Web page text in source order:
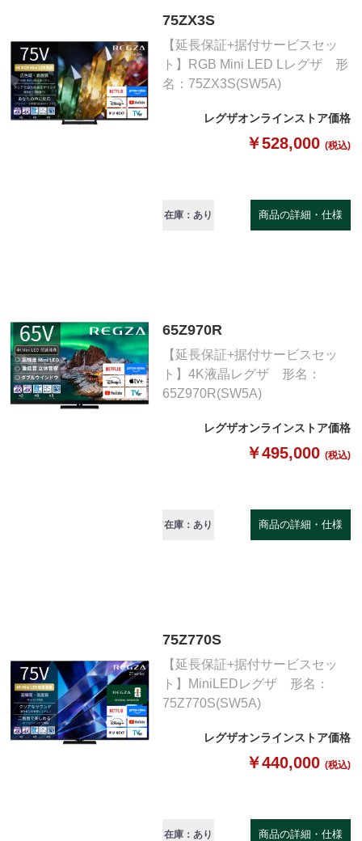
75ZX3S
【延長保証+据付サービスセッ
ト】RGB Mini LED Lレグザ 形
名：75ZX3S(SW5A)
レグザオンラインストア価格
￥528,000 (税込)
在庫：あり 商品の詳細・仕様
65Z970R
【延長保証+据付サービスセッ
ト】4K液晶レグザ 形名：
65Z970R(SW5A)
レグザオンラインストア価格
￥495,000 (税込)
在庫：あり 商品の詳細・仕様
75Z770S
【延長保証+据付サービスセッ
ト】MiniLEDレグザ 形名：
75Z770S(SW5A)
レグザオンラインストア価格
￥440,000 (税込)
在庫：あり 商品の詳細・仕様